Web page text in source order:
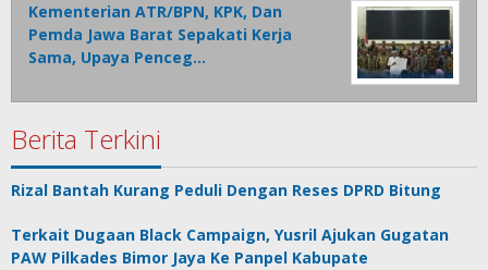
Kementerian ATR/BPN, KPK, Dan
Pemda Jawa Barat Sepakati Kerja
Sama, Upaya Penceg…
Berita Terkini
Rizal Bantah Kurang Peduli Dengan Reses DPRD Bitung
Terkait Dugaan Black Campaign, Yusril Ajukan Gugatan
PAW Pilkades Bimor Jaya Ke Panpel Kabupate